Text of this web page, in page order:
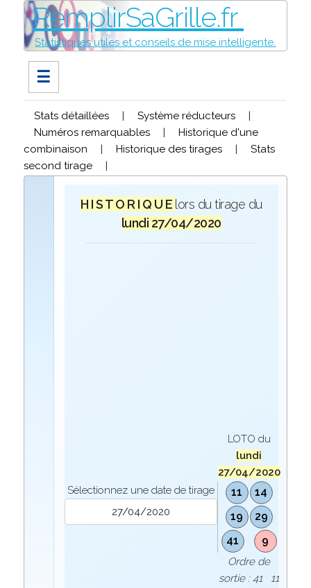
RemplirSaGrille.fr
Statistiques utiles et conseils de mise intelligente.
☰
Stats détaillées | Système réducteurs
|
Numéros remarquables
|
Historique d'une
combinaison
| Historique des tirages |
Stats
second tirage
|
H I S T O R I Q U E lors du tirage du
lundi 27/04/2020
Sélectionnez une date de tirage
LOTO du
lundi
27/04/2020
11
14
19
29
41
9
Ordre de
sortie : 41 11